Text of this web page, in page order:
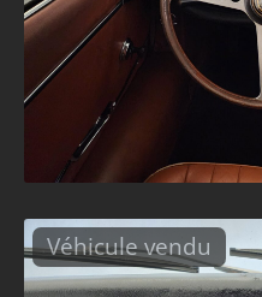
Véhicule vendu